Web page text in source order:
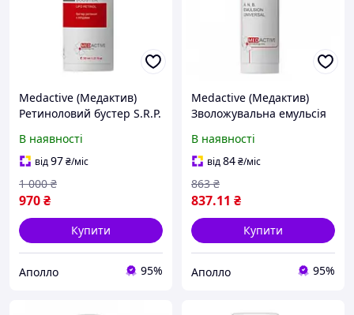
Medactive (Медактив)
Ретиноловий бустер S.R.P.
для обличчя, 30 мл
В наявності
від97₴/міс
970₴
1 000 ₴
Купити
Аполло 95%
Medactive (Медактив)
Зволожувальна емульсія
SPF 30 для обличчя, 50 мл
В наявності
від84₴/міс
837.11 ₴
863 ₴
Купити
Аполло 95%